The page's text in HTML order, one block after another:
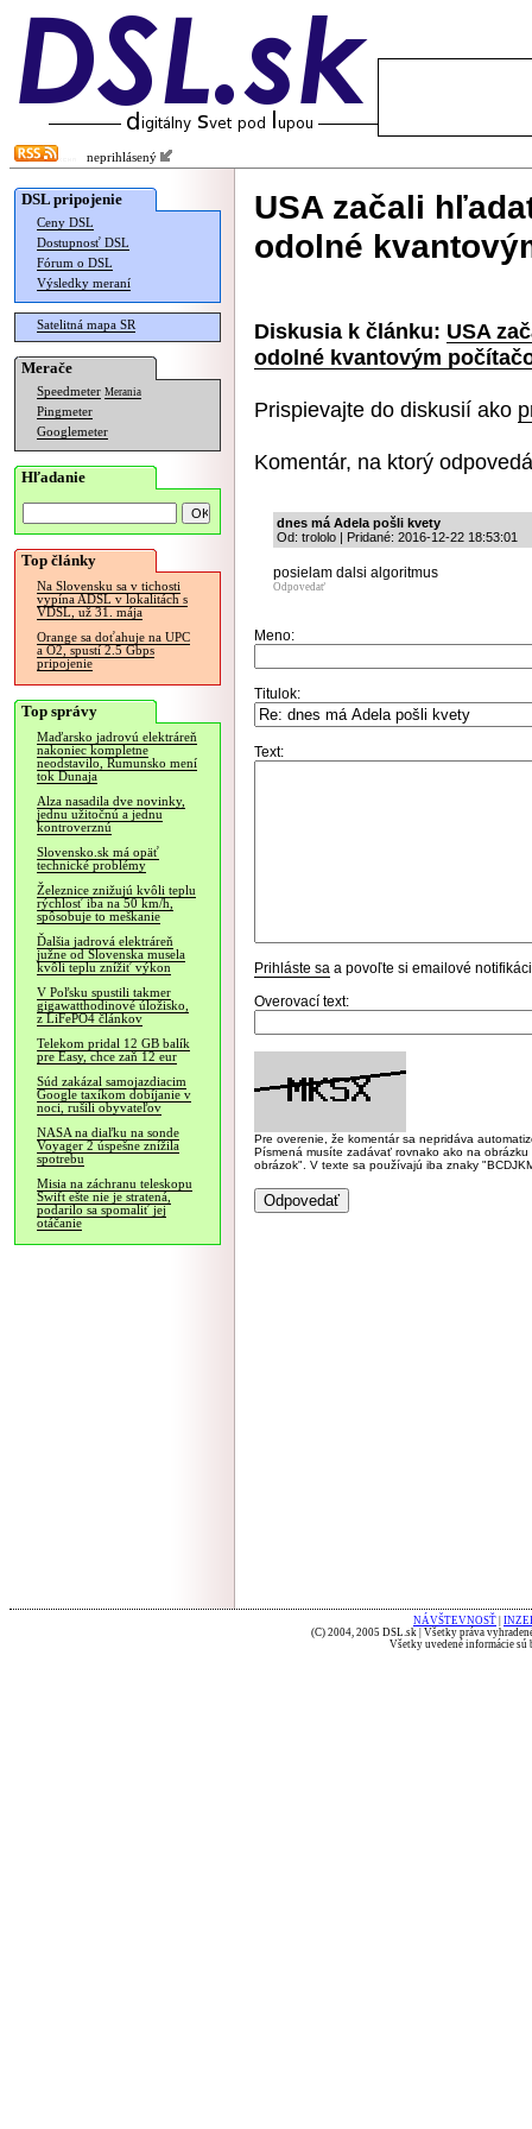
neprihlásený
DSL pripojenie
Ceny DSL
Dostupnosť DSL
Fórum o DSL
Výsledky meraní
Satelitná mapa SR
Merače
Speedmeter Merania
Pingmeter
Googlemeter
Hľadanie
Top články
Na Slovensku sa v tichosti
vypína ADSL v lokalitách s
VDSL, už 31. mája
Orange sa doťahuje na UPC
a O2, spustí 2.5 Gbps
pripojenie
Top správy
Maďarsko jadrovú elektráreň
nakoniec kompletne
neodstavilo, Rumunsko mení
tok Dunaja
Alza nasadila dve novinky,
jednu užitočnú a jednu
kontroverznú
Slovensko.sk má opäť
technické problémy
Železnice znižujú kvôli teplu
rýchlosť iba na 50 km/h,
spôsobuje to meškanie
Ďalšia jadrová elektráreň
južne od Slovenska musela
kvôli teplu znížiť výkon
V Poľsku spustili takmer
gigawatthodinové úložisko,
z LiFePO4 článkov
Telekom pridal 12 GB balík
pre Easy, chce zaň 12 eur
Súd zakázal samojazdiacim
Google taxíkom dobíjanie v
noci, rušili obyvateľov
NASA na diaľku na sonde
Voyager 2 úspešne znížila
spotrebu
Misia na záchranu teleskopu
Swift ešte nie je stratená,
podarilo sa spomaliť jej
otáčanie
USA začali
odolné
Diskusia k článku: USA
odolné kvantovým
Prispievajte do diskusií ako
Komentár, na ktorý
dnes má Adela pošli kvety
Od: trololo | Pridané: 2016-12-22 18:53:01
posielam dalsi algoritmus
Odpovedať
Meno:
Titulok:
Text:
Prihláste sa a povoľte si emailové
Overovací text:
Pre overenie, že komentár sa nepridáva
Písmená musíte zadávať rovnako ako na
obrázok". V texte sa používajú iba znaky
NÁVŠTEVNOSŤ
(C) 2004, 2005 DSL.sk | Všetky práva
Všetky uvedené informácie sú